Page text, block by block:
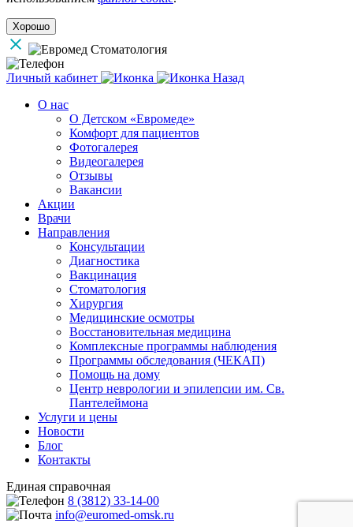
Хорошо
Личный кабинет
Назад
О нас
О Детском «Евромеде»
Комфорт для пациентов
Фотогалерея
Видеогалерея
Отзывы
Вакансии
Акции
Врачи
Направления
Консультации
Диагностика
Вакцинация
Стоматология
Хирургия
Медицинские осмотры
Восстановительная медицина
Комплексные программы наблюдения
Программы обследования (ЧЕКАП)
Помощь на дому
Центр неврологии и эпилепсии им. Св.
Пантелеймона
Услуги и цены
Новости
Блог
Контакты
Единая справочная
8 (3812) 33-14-00
info@euromed-omsk.ru